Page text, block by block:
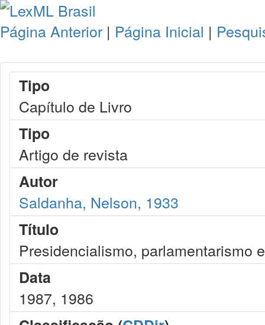
Página Anterior | Página Inicial |
Tipo
Capítulo de Livro
Tipo
Artigo de revista
Autor
Saldanha, Nelson, 1933
Título
Presidencialismo, parlamentarismo
Data
1987, 1986